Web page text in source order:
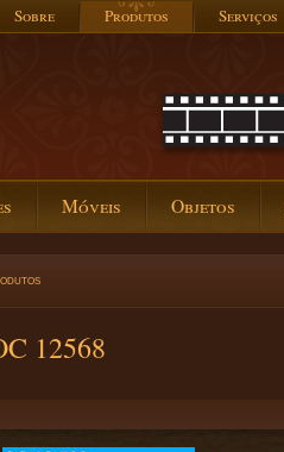
Sobre Produtos Serviços
Móveis Objetos
12568